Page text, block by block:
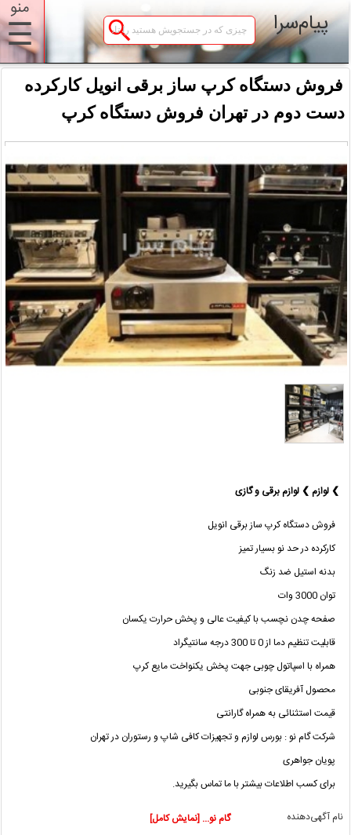
منو
☰ پیام‌سرا
فروش دستگاه کرپ ساز برقی انویل کارکرده
دست دوم در تهران فروش دستگاه کرپ
❯ لوازم ❯ لوازم برقی و گازی
فروش دستگاه کرپ ساز برقی انویل
کارکرده در حد نو بسیار تمیز
بدنه استیل ضد زنگ
توان 3000 وات
صفحه چدن نچسب با کیفیت عالی و پخش حرارت یکسان
قابلیت تنظیم دما از 0 تا 300 درجه سانتیگراد
همراه با اسپاتول چوبی جهت پخش یکنواخت مایع کرپ
محصول آفریقای جنوبی
قیمت استثنائی به همراه گارانتی
شرکت گام نو : بورس لوازم و تجهیزات کافی شاپ و رستوران در تهران
پویان جواهری
برای کسب اطلاعات بیشتر با ما تماس بگیرید.
نام آگهی‌دهنده
گام نو... [نمایش کامل]